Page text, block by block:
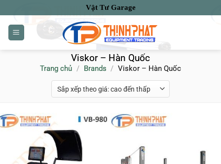
qua
dung
Vật Tư Garage
Viskor – Hàn Quốc
Trang chủ / Brands / Viskor – Hàn Quốc